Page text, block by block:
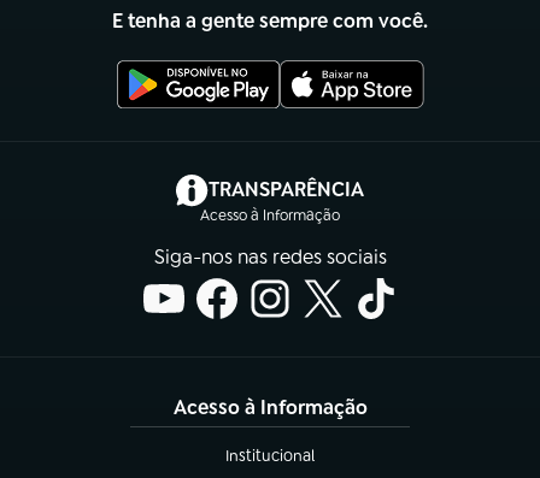
E tenha a gente sempre com você.
TRANSPARÊNCIA
Acesso à Informação
(abre em nova aba)
Siga-nos nas redes sociais
Acesso à Informação
Institucional
(abre em nova aba)